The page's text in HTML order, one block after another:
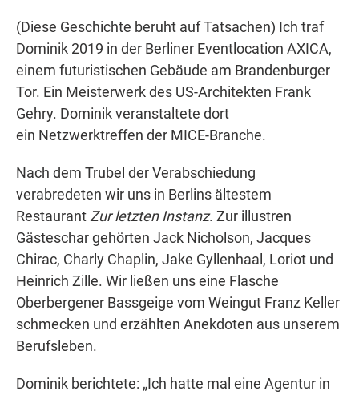
(Diese Geschichte beruht auf Tatsachen) Ich traf
Dominik 2019 in der Berliner Eventlocation AXICA,
einem futuristischen Gebäude am Brandenburger
Tor. Ein Meisterwerk des US-Architekten Frank
Gehry. Dominik veranstaltete dort
ein Netzwerktreffen der MICE-Branche.
Nach dem Trubel der Verabschiedung
verabredeten wir uns in Berlins ältestem
Restaurant Zur letzten Instanz. Zur illustren
Gästeschar gehörten Jack Nicholson, Jacques
Chirac, Charly Chaplin, Jake Gyllenhaal, Loriot und
Heinrich Zille. Wir ließen uns eine Flasche
Oberbergener Bassgeige vom Weingut Franz Keller
schmecken und erzählten Anekdoten aus unserem
Berufsleben.
Dominik berichtete: „Ich hatte mal eine Agentur in